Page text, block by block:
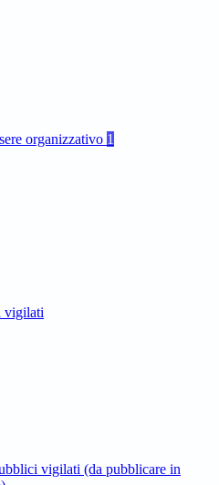
organizzativo 1
vigilati
vigilati (da pubblicare in